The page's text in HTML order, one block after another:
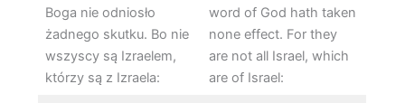
Boga nie odniosło
żadnego skutku. Bo nie
wszyscy są Izraelem,
którzy są z Izraela:
word of God hath taken
none effect. For they
are not all Israel, which
are of Israel: